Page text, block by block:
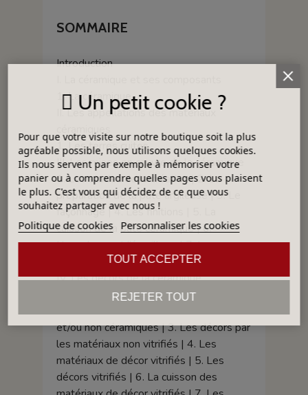
SOMMAIRE
Introduction
1. La céramique
II. Les appellations des matériaux
céramiques
1. Les terres cuites
III. Les mises en œuvre de la céramique
1. Les stades de la création | 2. La
préparation de la pâte argileuse | 3. Le
façonnage | 4. Les finitions | 5. La
cuisson de la pâte céramique | 6.
L’engobage et l’émaillage | 7. Les
finitions après cuisson
IV. Les décors de la céramique
1. Les décors sans apport de matériau |
2. Les matériaux de décor non vitrifiés
et/ou non céramiques | 3. Les décors par
les matériaux non vitrifiés | 4. Les
matériaux de décor vitrifiés | 5. Les
décors vitrifiés | 6. La cuisson des
Un petit cookie ?
Pour que votre visite sur notre boutique soit la plus
agréable possible, nous utilisons quelques cookies.
Ils nous servent par exemple à mémoriser votre
panier ou à comprendre quelles pages vous plaisent
le plus. C'est vous qui décidez de ce que vous
souhaitez partager avec nous !
Politique de cookies Personnaliser les cookies
REJETER TOUT
TOUT ACCEPTER